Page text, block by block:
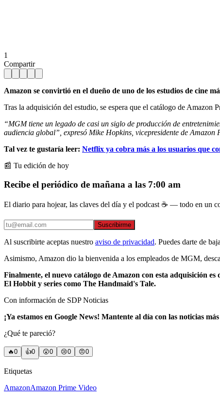
1
Compartir
Amazon se convirtió en el dueño de uno de los estudios de cine
Tras la adquisición del estudio, se espera que el catálogo de
“MGM tiene un legado de casi un siglo de producción de
audiencia global”, expresó Mike Hopkins, vicepresidente de Amazon
Tal vez te gustaría leer: Netflix ya cobra más a los usuarios que
📰 Tu edición de hoy
Recibe el periódico de mañana a las 7:00 am
El diario para hojear, las claves del día y el podcast ☕ — todo en un
Suscribirme
Al suscribirte aceptas nuestro aviso de privacidad. Puedes darte de
Asimismo, Amazon dio la bienvenida a los empleados de MGM,
Finalmente, el nuevo catálogo de Amazon con esta adquisición
El Hobbit y series como The Handmaid's Tale.
Con información de SDP Noticias
¡Ya estamos en Google News! Mantente al día con las noticias
¿Qué te pareció?
🔥0 👍0 😲0 😢0 😠0
Etiquetas
AmazonAmazon Prime Video